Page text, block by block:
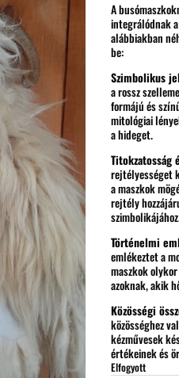
A
integrálódnak
alábbiakban
be:
Szimbolikus
a rossz
formájú és
mitológiai
a hideget.
Titokzatosság
rejtélyességet
a maszkok
rejtély
Történelmi
emlékeztet a
maszkok
azoknak, akik
Közösségi
közösséghez
kézművesek
értékeinek és
Elfogyott